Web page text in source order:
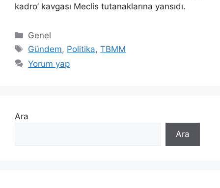
kadro’ kavgası Meclis tutanaklarına yansıdı.
Kategoriler
Genel
Etiketler
Gündem, Politika,TBMM
Yorum yap
Ara
Ara